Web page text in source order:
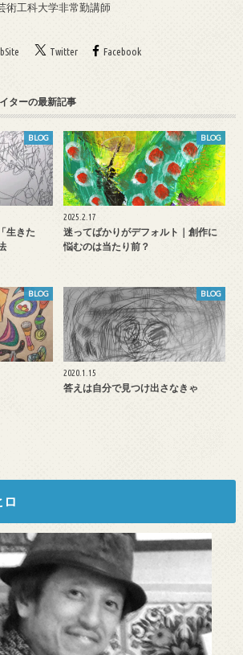
術工科大学非常勤講師
Twitter Facebook
ターの最新記事
BLOG
生きた
BLOG
2025.2.17
迷ってばかりがデフォルト｜創作に
悩むのは当たり前？
BLOG BLOG
2020.1.15
答えは自分で見つけ出さなきゃ